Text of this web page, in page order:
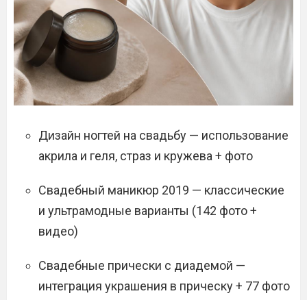
Дизайн ногтей на свадьбу — использование
акрила и геля, страз и кружева + фото
Свадебный маникюр 2019 — классические
и ультрамодные варианты (142 фото +
видео)
Свадебные прически с диадемой —
интеграция украшения в прическу + 77 фото